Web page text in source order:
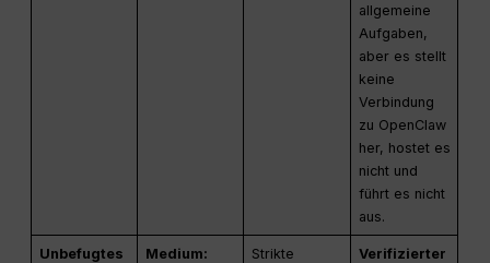
allgemeine
Aufgaben,
aber es stellt
keine
Verbindung
zu OpenClaw
her, hostet es
nicht und
führt es nicht
aus.
Unbefugtes
Medium:
Strikte
Verifizierter